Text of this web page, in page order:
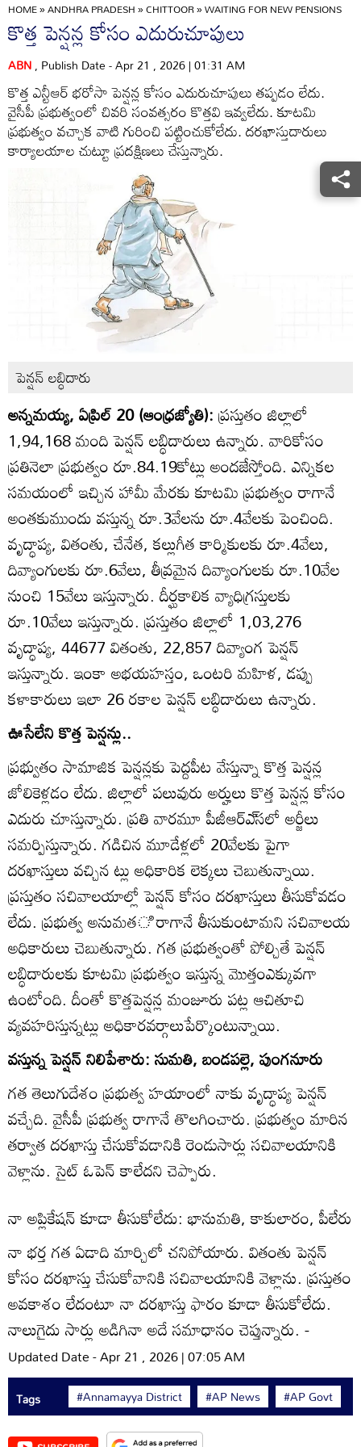
HOME»ANDHRA PRADESH»CHITTOOR»WAITING FOR NEW PENSIONS
కొత్త పెన్షన్ల కోసం ఎదురుచూపులు
ABN, Publish Date - Apr 21 , 2026 | 01:31 AM
కొత్త ఎన్టీఆర్‌ భరోసా పెన్షన్ల కోసం ఎదురుచూపులు తప్పడం లేదు.
వైసీపీ ప్రభుత్వంలో చివరి సంవత్సరం కొత్తవి ఇవ్వలేదు. కూటమి
ప్రభుత్వం వచ్చాక వాటి గురించి పట్టించుకోలేదు. దరఖాస్తుదారులు
కార్యాలయాల చుట్టూ ప్రదక్షిణలు చేస్తున్నారు.
పెన్షన్‌ లబ్ధిదారు
అన్నమయ్య, ఏప్రిల్‌ 20 (ఆంధ్రజ్యోతి):ప్రస్తుతం జిల్లాలో
1,94,168 మంది పెన్షన్‌ లబ్ధిదారులు ఉన్నారు. వారికోసం
ప్రతినెలా ప్రభుత్వం రూ.84.19కోట్లు అందజేస్తోంది. ఎన్నికల
సమయంలో ఇచ్చిన హామీ మేరకు కూటమి ప్రభుత్వం రాగానే
అంతకుముందు వస్తున్న రూ.3వేలను రూ.4వేలకు పెంచింది.
వృద్ధాప్య, వితంతు, చేనేత, కల్లుగీత కార్మికులకు రూ.4వేలు,
దివ్యాంగులకు రూ.6వేలు, తీవ్రమైన దివ్యాంగులకు రూ.10వేల
నుంచి 15వేలు ఇస్తున్నారు. దీర్ఘకాలిక వ్యాధిగ్రస్తులకు
రూ.10వేలు ఇస్తున్నారు. ప్రస్తుతం జిల్లాలో 1,03,276
వృద్ధాప్య, 44677 వితంతు, 22,857 దివ్యాంగ పెన్షన్‌
ఇస్తున్నారు. ఇంకా అభయహస్తం, ఒంటరి మహిళ, డప్పు
కళాకారులు ఇలా 26 రకాల పెన్షన్‌ లబ్ధిదారులు ఉన్నారు.
ఊసేలేని కొత్త పెన్షన్లు..
ప్రభ్వుతం సామాజిక పెన్షన్లకు పెద్దపీట వేస్తున్నా కొత్త పెన్షన్ల
జోలికెళ్లడం లేదు. జిల్లాలో పలువురు అర్హులు కొత్త పెన్షన్ల కోసం
ఎదురు చూస్తున్నారు. ప్రతి వారమూ పీజీఆర్‌ఎ్‌సలో అర్జీలు
సమర్పిస్తున్నారు. గడిచిన మూడేళ్లలో 20వేలకు పైగా
దరఖాస్తులు వచ్చిన ట్లు అధికారిక లెక్కలు చెబుతున్నాయి.
ప్రస్తుతం సచివాలయాల్లో పెన్షన్‌ కోసం దరఖాస్తులు తీసుకోవడం
లేదు. ప్రభుత్వ అనుమతి రాగానే తీసుకుంటామని సచివాలయ
అధికారులు చెబుతున్నారు. గత ప్రభుత్వంతో పోల్చితే పెన్షన్‌
లబ్ధిదారులకు కూటమి ప్రభుత్వం ఇస్తున్న మొత్తంఎక్కువగా
ఉంటోంది. దీంతో కొత్తపెన్షన్ల మంజూరు పట్ల ఆచితూచి
వ్యవహరిస్తున్నట్లు అధికారవర్గాలుపేర్కొంటున్నాయి.
వస్తున్న పెన్షన్‌ నిలిపేశారు: సుమతి, బండపల్లె, పుంగనూరు
గత తెలుగుదేశం ప్రభుత్వ హయాంలో నాకు వృద్ధాప్య పెన్షన్‌
వచ్చేది. వైసీపీ ప్రభుత్వ రాగానే తొలగించారు. ప్రభుత్వం మారిన
తర్వాత దరఖాస్తు చేసుకోవడానికి రెండుసార్లు సచివాలయానికి
వెళ్లాను. సైట్‌ ఓపెన్‌ కాలేదని చెప్పారు.
నా అప్లికేషన్‌ కూడా తీసుకోలేదు: భానుమతి, కాకులారం, పీలేరు
నా భర్త గత ఏడాది మార్చిలో చనిపోయారు. వితంతు పెన్షన్‌
కోసం దరఖాస్తు చేసుకోవానికి సచివాలయానికి వెళ్లాను. ప్రస్తుతం
అవకాశం లేదంటూ నా దరఖాస్తు ఫారం కూడా తీసుకోలేదు.
నాలుగైదు సార్లు అడిగినా అదే సమాధానం చెప్తున్నారు. -
Updated Date - Apr 21 , 2026 | 07:05 AM
Tags #Annamayya District #AP News #AP Govt